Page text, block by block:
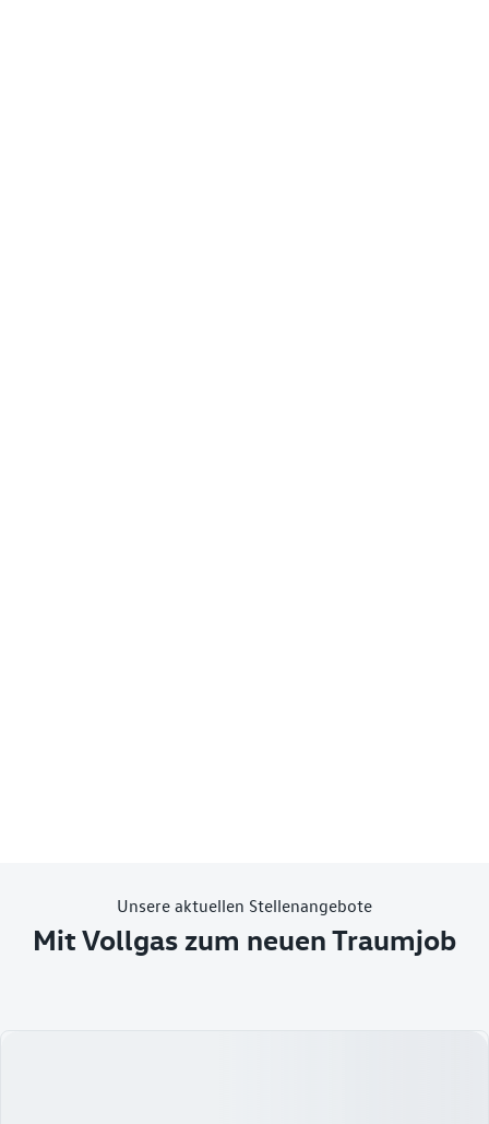
Unsere aktuellen Stellenangebote
Mit Vollgas zum neuen Traumjob